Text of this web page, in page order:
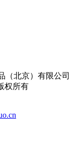
（北京）有限公司
权所有